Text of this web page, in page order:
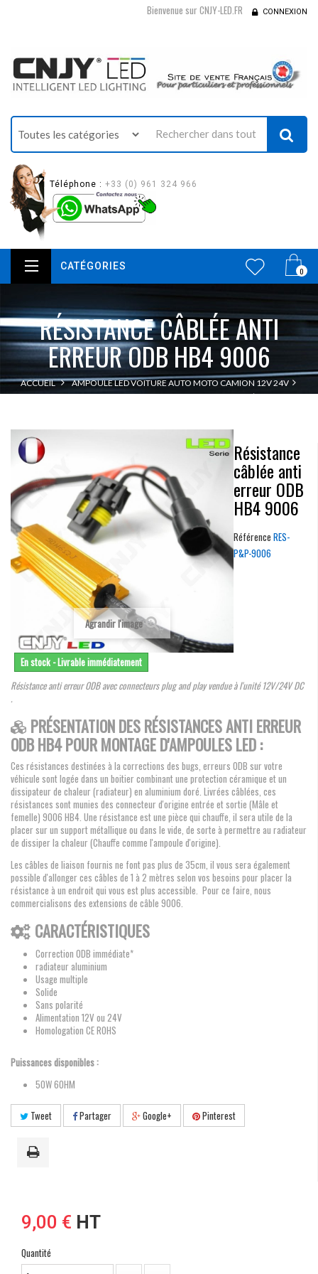
Bienvenue sur CNJY-LED.FR CONNEXION
Téléphone : +33 (0) 961 324 966
0
CATÉGORIES
RÉSISTANCE CÂBLÉE ANTI
ERREUR ODB HB4 9006
ACCUEIL
AMPOULE LED VOITURE AUTO MOTO CAMION 12V 24V
Agrandir l'image
Résistance
câblée anti
erreur ODB
HB4 9006
Référence RES-
P&P-9006
En stock - Livrable immédiatement
Résistance anti erreur ODB avec connecteurs plug and play vendue à l'unité 12V/24V DC
.
PRÉSENTATION DES RÉSISTANCES ANTI ERREUR
ODB HB4 POUR MONTAGE D'AMPOULES LED :
Ces résistances destinées à la corrections des bugs, erreurs ODB sur votre
véhicule sont logée dans un boitier combinant une protection céramique et un
dissipateur de chaleur (radiateur) en aluminium doré. Livrées câblées, ces
résistances sont munies des connecteur d'origine entrée et sortie (Mâle et
femelle) 9006 HB4. Une résistance est une pièce qui chauffe, il sera utile de la
placer sur un support métallique ou dans le vide, de sorte à permettre au radiateur
de dissiper la chaleur (Chauffe comme l'ampoule d'origine).
Les câbles de liaison fournis ne font pas plus de 35cm, il vous sera également
possible d'allonger ces câbles de 1 à 2 mètres selon vos besoins pour placer la
résistance à un endroit qui vous est plus accessible. Pour ce faire, nous
commercialisons des extensions de câble 9006.
CARACTÉRISTIQUES
Correction ODB immédiate*
radiateur aluminium
Usage multiple
Solide
Sans polarité
Alimentation 12V ou 24V
Homologation CE ROHS
Puissances disponibles :
50W 6OHM
Tweet Partager Google+ Pinterest
9,00 € HT
Quantité